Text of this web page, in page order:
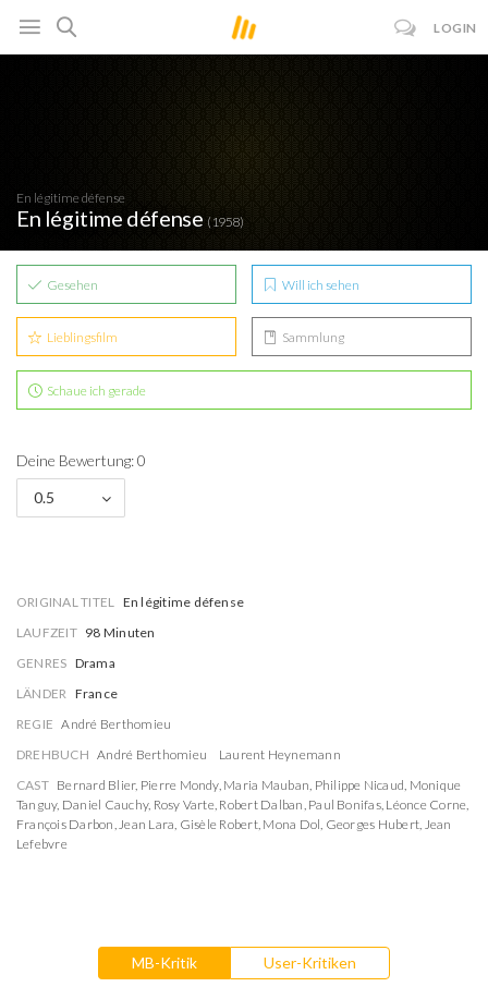
LOGIN
En légitime défense
En légitime défense (1958)
Gesehen Will ich sehen
Lieblingsfilm Sammlung
Schaue ich gerade
Deine Bewertung: 0
0.5
ORIGINAL TITEL En légitime défense
LAUFZEIT 98 Minuten
GENRES Drama
LÄNDER France
REGIE André Berthomieu
DREHBUCH André Berthomieu
Laurent Heynemann
CAST Bernard Blier, Pierre Mondy, Maria Mauban, Philippe Nicaud, Monique
Tanguy, Daniel Cauchy, Rosy Varte, Robert Dalban, Paul Bonifas, Léonce Corne,
François Darbon,Jean Lara, Gisèle Robert, Mona Dol, Georges Hubert, Jean
Lefebvre
MB-Kritik User-Kritiken